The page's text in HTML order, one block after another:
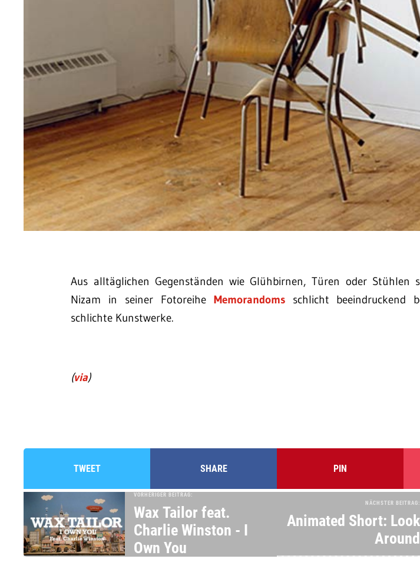
Aus alltäglichen Gegenständen wie Glühbirnen, Türen oder Stühlen
Nizam in seiner Fotoreihe Memorandoms schlicht beeindruckend
schlichte Kunstwerke.
(via)
TWEET SHARE PIN
VORHERIGER BEITRAG:
Wax Tailor feat.
Charlie Winston - I
Own You
NÄCHSTER BEITRAG:
Animated Short: Look
Around